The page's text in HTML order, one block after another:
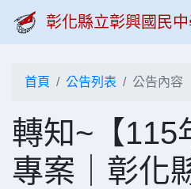
彰化縣立彰興國民
首頁 公告列表 公告內容
轉知~【115
專案｜彰化